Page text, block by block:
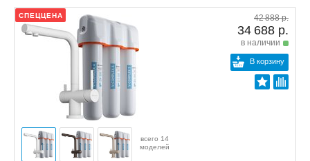
СПЕЦЦЕНА 42 888 р.
34 688 р.
в наличии
В корзину
всего 14
моделей